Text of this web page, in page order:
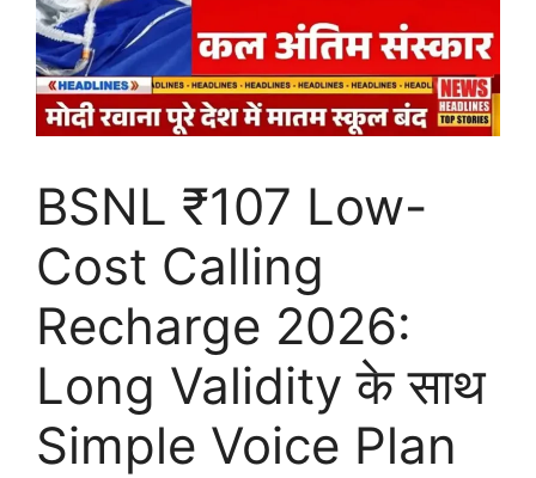
BSNL ₹107 Low-
Cost Calling
Recharge 2026:
Long Validity के साथ
Simple Voice Plan